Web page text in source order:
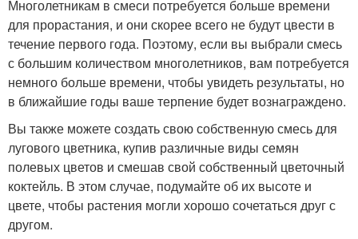
Многолетникам в смеси потребуется больше времени
для прорастания, и они скорее всего не будут цвести в
течение первого года. Поэтому, если вы выбрали смесь
с большим количеством многолетников, вам потребуется
немного больше времени, чтобы увидеть результаты, но
в ближайшие годы ваше терпение будет вознаграждено.
Вы также можете создать свою собственную смесь для
лугового цветника, купив различные виды семян
полевых цветов и смешав свой собственный цветочный
коктейль. В этом случае, подумайте об их высоте и
цвете, чтобы растения могли хорошо сочетаться друг с
другом.